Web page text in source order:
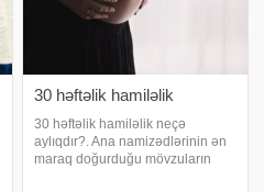
30 həftəlik hamiləlik
30 həftəlik hamiləlik neçə
aylıqdır?. Ana namizədlərinin ən
maraq doğurduğu mövzuların